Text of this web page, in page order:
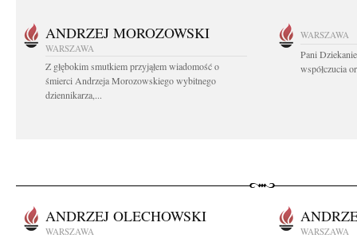
ANDRZEJ MOROZOWSKI
WARSZAWA
Z głębokim smutkiem przyjąłem wiadomość o
śmierci Andrzeja Morozowskiego wybitnego
dziennikarza,...
WARSZAWA
Pani
współczucia
ANDRZEJ OLECHOWSKI
WARSZAWA WARSZAWA